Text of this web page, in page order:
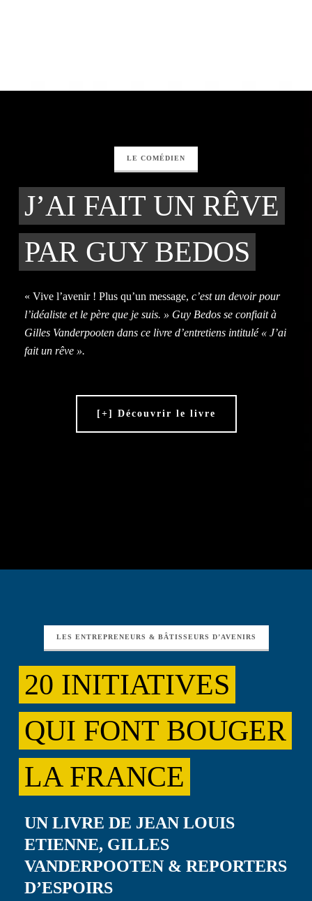
LE COMÉDIEN
J’AI FAIT UN RÊVE
PAR GUY BEDOS
« Vive l’avenir ! Plus qu’un message, c’est un devoir pour
l’idéaliste et le père que je suis. » Guy Bedos se confiait à
Gilles Vanderpooten dans ce livre d’entretiens intitulé « J’ai
fait un rêve ».
[+] Découvrir le livre
LES ENTREPRENEURS & BÂTISSEURS D’AVENIRS
20 INITIATIVES
QUI FONT BOUGER
LA FRANCE
UN LIVRE DE JEAN LOUIS
ETIENNE, GILLES
VANDERPOOTEN & REPORTERS
D’ESPOIRS